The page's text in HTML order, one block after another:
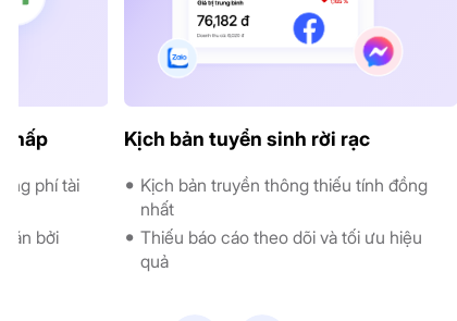
thấp
phí tài
bởi
Kịch bản tuyển sinh rời rạc
Kịch bản truyền thông thiếu tính đồng
nhất
Thiếu báo cáo theo dõi và tối ưu hiệu
quả